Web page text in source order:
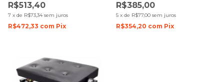
DUPLO COM BAU
R$513,40
7 x de R$73,34 sem juros
R$472,33 com Pix
BAU
R$385,00
5 x de R$77,00 sem juros
R$354,20 com Pix